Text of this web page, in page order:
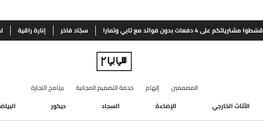
قسّطوا مشترياتكم على 4 دفعات بدون فوائد مع تابي وتمارا سجّاد فاخر إنارة راقية
المصممين إلهام خدمة التصميم المجانية
برنامج التجارة
الأثاث الخارجي الإضاءة السجاد ديكور